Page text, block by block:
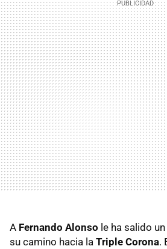
A Fernando Alonso le ha salido
su camino hacia la Triple Corona.